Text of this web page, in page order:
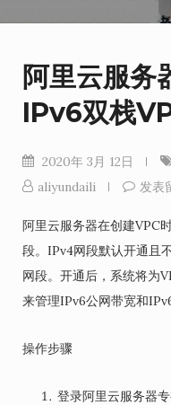
阿里云服务
IPv6双栈
2020年 3月 12日
aliyundaili
发表
阿里云服务器在创建VPC
段。IPv4网段默认开通且
网段。开通后，系统将为
来管理IPv6公网带宽和
操作步骤
登录阿里云服务器